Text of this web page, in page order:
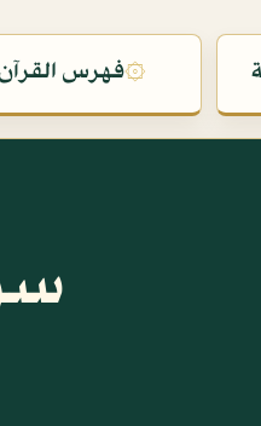
۞فهرس القرآن